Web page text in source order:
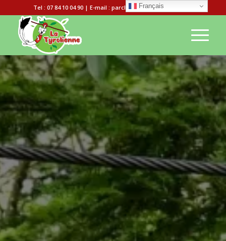
Tel : 07 84 10 04 90 | E-mail : parclatyrolienne@gmail.com
Français